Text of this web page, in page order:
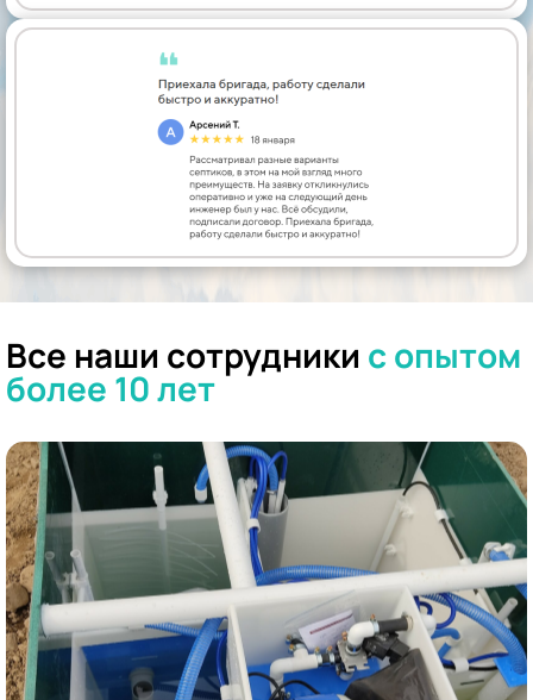
Все наши сотрудники с опытом
более 10 лет